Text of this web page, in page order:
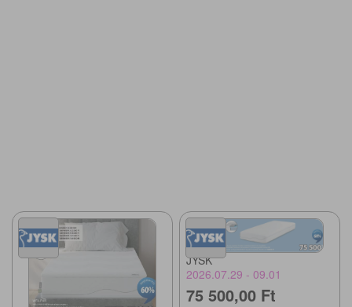
JYSK
2026.07.29 - 09.01
75 500,00 Ft